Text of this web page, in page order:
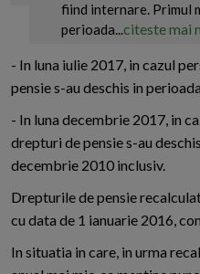
fiind internare. Primul
perioada...citeste mai
- In luna iulie 2017, in cazul
pensie s-au deschis in
- In luna decembrie 2017, in
drepturi de pensie s-au
decembrie 2010 inclusiv.
Drepturile de pensie
cu data de 1 ianuarie 2016,
In situatia in care, in urma